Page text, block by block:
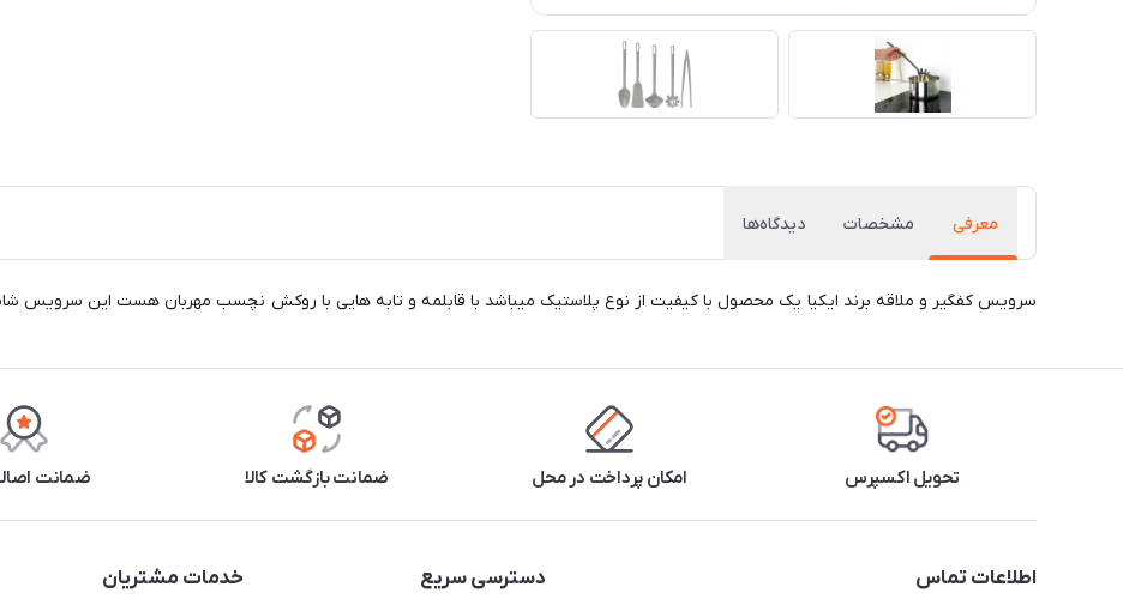
معرفی مشخصات دیدگاه‌ها
سرویس کفگیر و ملاقه برند ایکیا یک محصول با کیفیت از نوع پلاستیک میباشد با قابلمه و تابه هایی با روکش نچسب مهربان هست این سرویس شامل 5 پارچه ابزار پخت وپز
تحویل اکسپرس امکان پرداخت در محل ضمانت بازگشت کالا ضمانت
اطلاعات تماس دسترسی سریع خدمات مشتریان